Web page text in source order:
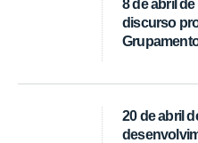
8 de abril
discurso
20 de abril